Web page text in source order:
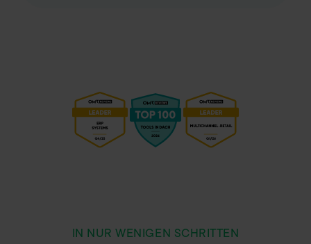
Daten zu eigenen Zwecken verwenden. Die Übertragung
personenbezogener Daten in nicht sichere Drittländer
beinhaltet das Risiko der Offenlegung an unberechtigte
Dritte, wie z.B. ausländische Behörden. Ihre hier
IN NUR WENIGEN SCHRITTEN